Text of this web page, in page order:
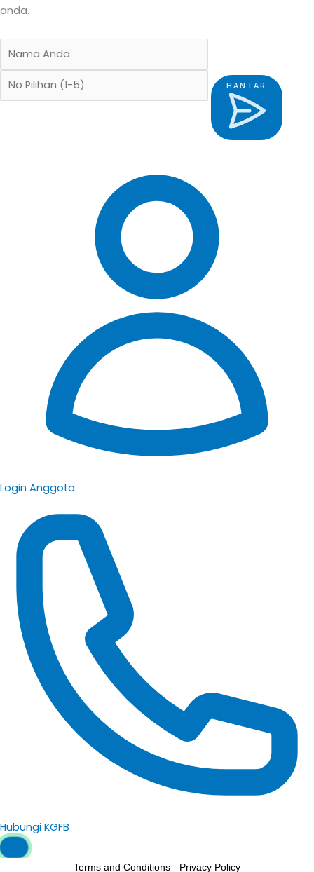
anda.
HANTAR
Login Anggota
Hubungi KGFB
Terms and Conditions - Privacy Policy